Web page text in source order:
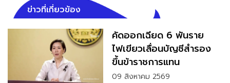
ข่าวที่เกี่ยวข้อง
คัดออกเฉียด 6 พันราย
ไฟเขียวเลื่อนบัญชีสำรอง
ขึ้นข้าราชการแทน
09 สิงหาคม 2569